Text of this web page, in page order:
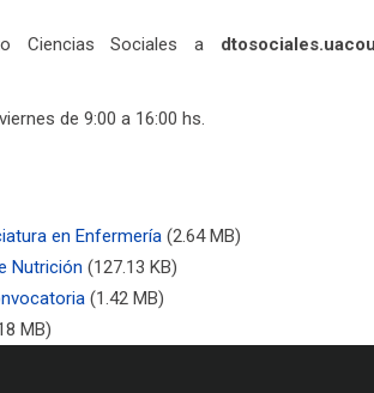
Ciencias Sociales a
de 9:00 a 16:00 hs.
en Enfermería (2.64 MB)
Nutrición (127.13 KB)
(1.42 MB)
MB)